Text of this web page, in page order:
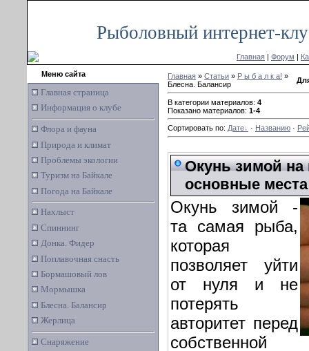
Рыболовный интернет-
Главная | Форум |
Меню сайта
Главная страница
Информация о клубе
Флора и фауна
Природа и климат
Проблемы экологии
Туризм на Байкале
Погода на Байкале
Нахлыст
Спиннинг
Донка. Фидер
Поплавочная снасть
Бормашовый лов
Мормышка
Блесна. Балансир
Жерлица
Снаряжение
Главная » Статьи » Р ы б а л к а! »
Блесна. Балансир
В категории материалов: 4
Показано материалов: 1-4
Сортировать по: Дате · Названию ·
Окунь зимой
основные
Окунь зимой -
та самая рыба,
которая
позволяет уйти
от нуля и не
потерять
авторитет перед
собственной